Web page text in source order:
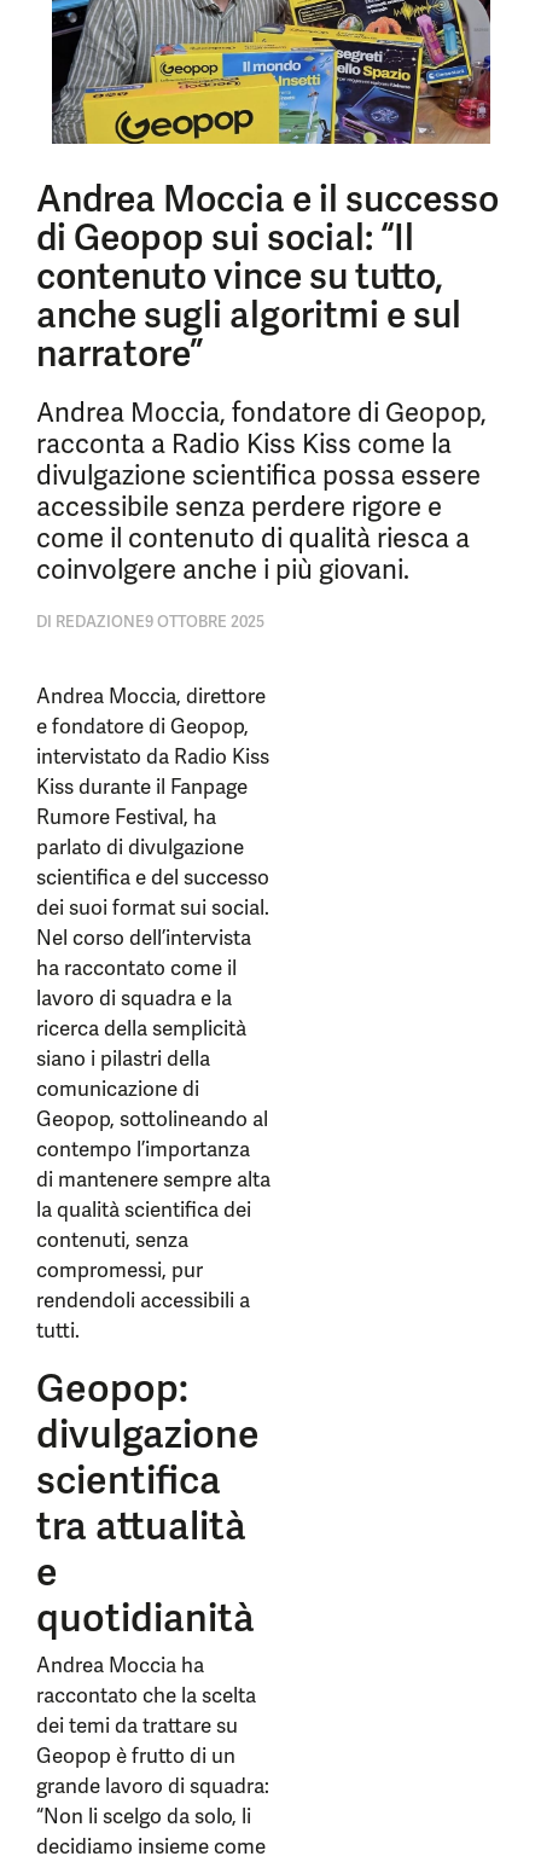
Andrea Moccia e il successo
di Geopop sui social: “Il
contenuto vince su tutto,
anche sugli algoritmi e sul
narratore”
Andrea Moccia, fondatore di Geopop,
racconta a Radio Kiss Kiss come la
divulgazione scientifica possa essere
accessibile senza perdere rigore e
come il contenuto di qualità riesca a
coinvolgere anche i più giovani.
DI REDAZIONE9 OTTOBRE 2025
Andrea Moccia, direttore
e fondatore di Geopop,
intervistato da Radio Kiss
Kiss durante il Fanpage
Rumore Festival, ha
parlato di divulgazione
scientifica e del successo
dei suoi format sui social.
Nel corso dell’intervista
ha raccontato come il
lavoro di squadra e la
ricerca della semplicità
siano i pilastri della
comunicazione di
Geopop, sottolineando al
contempo l’importanza
di mantenere sempre alta
la qualità scientifica dei
contenuti, senza
compromessi, pur
rendendoli accessibili a
tutti.
Geopop:
divulgazione
scientifica
tra attualità
e
quotidianità
Andrea Moccia ha
raccontato che la scelta
dei temi da trattare su
Geopop è frutto di un
grande lavoro di squadra:
“Non li scelgo da solo, li
decidiamo insieme come